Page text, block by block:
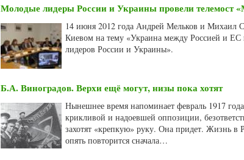
Молодые лидеры России и Украины провели телемост
14 июня 2012 года Андрей Мельков и Михаил
Киевом на тему «Украина между Россией и ЕС
лидеров России и Украины».
Б.А. Виноградов. Верхи ещё могут, низы пока хотят
Нынешнее время напоминает февраль 1917
крикливой и надоевшей оппозиции,
захотят «крепкую» руку. Она придет. Жизнь в
опять повторится сначала…